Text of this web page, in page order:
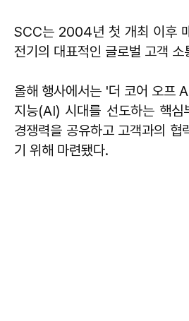
SCC는 2004년 첫 개최 이후
전기의 대표적인 글로벌 고객 소
올해 행사에서는 '더 코어 오프
지능(AI) 시대를 선도하는 핵심
경쟁력을 공유하고 고객과의 협
기 위해 마련됐다.